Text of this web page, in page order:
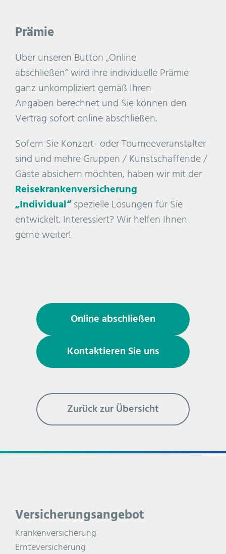
Prämie
Über unseren Button „Online
abschließen“ wird ihre individuelle Prämie
ganz unkompliziert gemäß Ihren
Angaben berechnet und Sie können den
Vertrag sofort online abschließen.
Sofern Sie Konzert- oder Tourneeveranstalter
sind und mehre Gruppen / Kunstschaffende /
Gäste absichern möchten, haben wir mit der
Reisekrankenversicherung
„Individual“spezielle Lösungen für Sie
entwickelt. Interessiert? Wir helfen Ihnen
gerne weiter!
Online abschließen
Kontaktieren Sie uns
Zurück zur Übersicht
Versicherungsangebot
Krankenversicherung
Ernteversicherung